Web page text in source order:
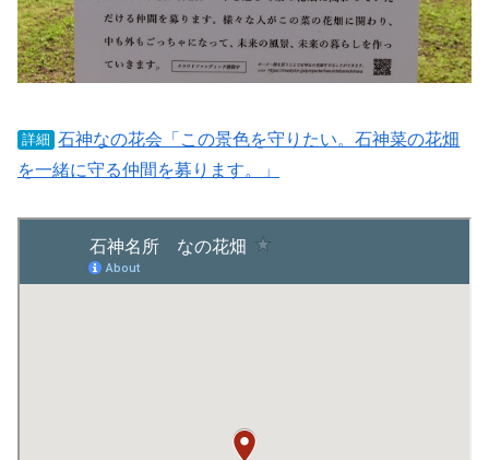
詳細 石神なの花会「この景色を守りたい。石神菜の花畑
を一緒に守る仲間を募ります。」